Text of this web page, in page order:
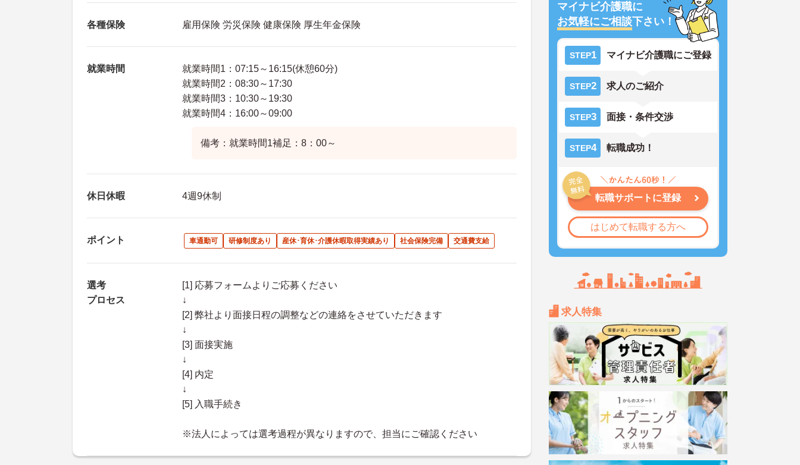
各種保険 雇用保険 労災保険 健康保険 厚生年金保険
就業時間
就業時間1：07:15～16:15(休憩60分)
就業時間2：08:30～17:30
就業時間3：10:30～19:30
就業時間4：16:00～09:00
備考：就業時間1補足：8：00～
休日休暇 4週9休制
ポイント 車通勤可 研修制度あり 産休･育休･介護休暇取得実績あり 社会保険完備 交通費支給
選考
プロセス
[1] 応募フォームよりご応募ください
↓
[2] 弊社より面接日程の調整などの連絡をさせていただきます
↓
[3] 面接実施
↓
[4] 内定
↓
[5] 入職手続き
※法人によっては選考過程が異なりますので、担当にご確認ください
マイナビ介護職に
お気軽にご相談下さい！
STEP1 マイナビ介護職にご登録
STEP2 求人のご紹介
STEP3 面接・条件交渉
STEP4 転職成功！
転職サポートに登録
はじめて転職する方へ
求人特集